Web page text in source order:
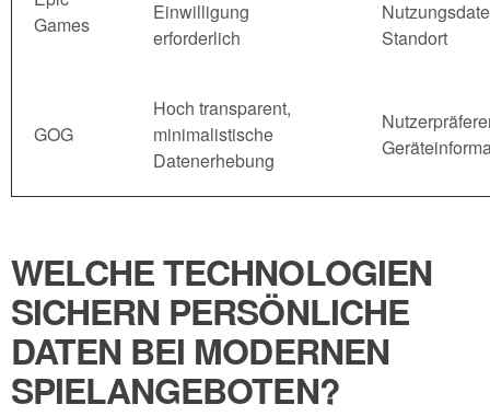
Games
Einwilligung
erforderlich
Standort
GOG
Hoch transparent,
minimalistische
Datenerhebung
WELCHE TECHNOLOGIEN
SICHERN PERSÖNLICHE
DATEN BEI MODERNEN
SPIELANGEBOTEN?